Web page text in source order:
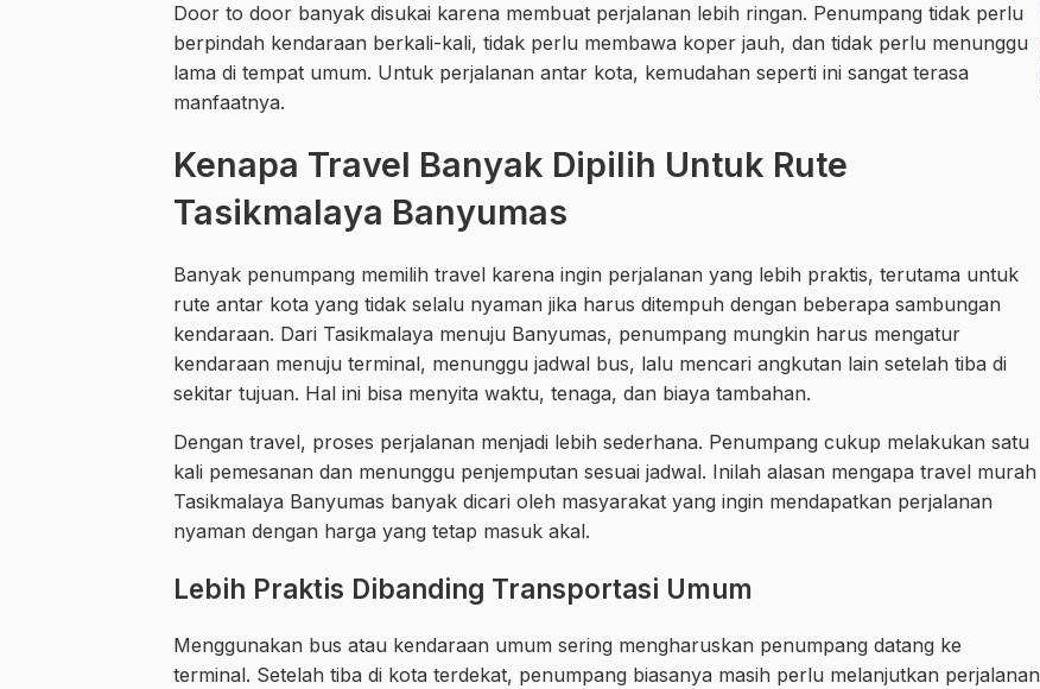
Door to door banyak disukai karena membuat perjalanan lebih ringan. Penumpang tidak perlu
berpindah kendaraan berkali-kali, tidak perlu membawa koper jauh, dan tidak perlu menunggu
lama di tempat umum. Untuk perjalanan antar kota, kemudahan seperti ini sangat terasa
manfaatnya.
Kenapa Travel Banyak Dipilih Untuk Rute
Tasikmalaya Banyumas
Banyak penumpang memilih travel karena ingin perjalanan yang lebih praktis, terutama untuk
rute antar kota yang tidak selalu nyaman jika harus ditempuh dengan beberapa sambungan
kendaraan. Dari Tasikmalaya menuju Banyumas, penumpang mungkin harus mengatur
kendaraan menuju terminal, menunggu jadwal bus, lalu mencari angkutan lain setelah tiba di
sekitar tujuan. Hal ini bisa menyita waktu, tenaga, dan biaya tambahan.
Dengan travel, proses perjalanan menjadi lebih sederhana. Penumpang cukup melakukan satu
kali pemesanan dan menunggu penjemputan sesuai jadwal. Inilah alasan mengapa travel murah
Tasikmalaya Banyumas banyak dicari oleh masyarakat yang ingin mendapatkan perjalanan
nyaman dengan harga yang tetap masuk akal.
Lebih Praktis Dibanding Transportasi Umum
Menggunakan bus atau kendaraan umum sering mengharuskan penumpang datang ke
terminal. Setelah tiba di kota terdekat, penumpang biasanya masih perlu melanjutkan perjalanan